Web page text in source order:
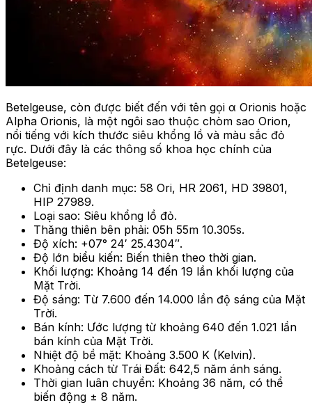
Betelgeuse, còn được biết đến với tên gọi α Orionis hoặc
Alpha Orionis, là một ngôi sao thuộc chòm sao Orion,
nổi tiếng với kích thước siêu khổng lồ và màu sắc đỏ
rực. Dưới đây là các thông số khoa học chính của
Betelgeuse:
Chỉ định danh mục: 58 Ori, HR 2061, HD 39801,
HIP 27989.
Loại sao: Siêu khổng lồ đỏ.
Thăng thiên bên phải: 05h 55m 10.305s.
Độ xích: +07° 24′ 25.4304″.
Độ lớn biểu kiến: Biến thiên theo thời gian.
Khối lượng: Khoảng 14 đến 19 lần khối lượng của
Mặt Trời.
Độ sáng: Từ 7.600 đến 14.000 lần độ sáng của Mặt
Trời.
Bán kính: Ước lượng từ khoảng 640 đến 1.021 lần
bán kính của Mặt Trời.
Nhiệt độ bề mặt: Khoảng 3.500 K (Kelvin).
Khoảng cách từ Trái Đất: 642,5 năm ánh sáng.
Thời gian luân chuyển: Khoảng 36 năm, có thể
biến động ± 8 năm.